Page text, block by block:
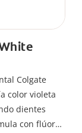
Colgate
color violeta
dientes
con flúor